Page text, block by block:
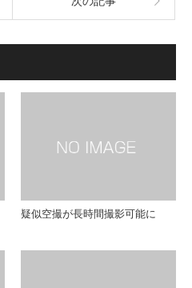
疑似空撮が長時間撮影可能に